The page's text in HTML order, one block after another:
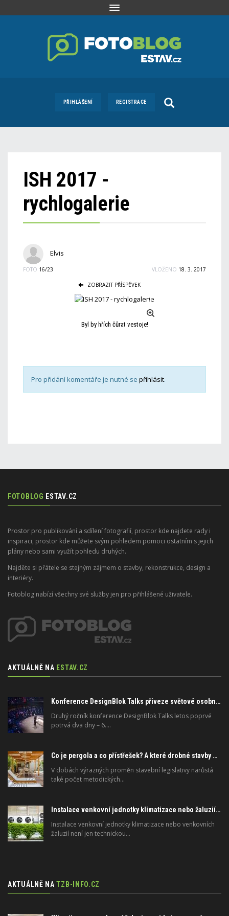
Toggle
PŘIHLÁŠENÍ REGISTRACE
ISH 2017 -
rychlogalerie
Elvis
FOTO 16/23 VLOŽENO 18. 3. 2017
ZOBRAZIT PŘÍSPĚVEK
Byl by hřích čůrat vestoje!
Pro přidání komentáře je nutné se přihlásit.
FOTOBLOG ESTAV.CZ
Prostor pro publikování a sdílení fotografií, prostor kde najdete rady i
inspiraci, prostor kde můžete svým pohledem pomoci ostatním s jejich
plány nebo sami využít pohledu druhých.
Najděte si přátele se stejným zájmem o stavby, rekonstrukce, design a
interiéry.
Fotoblog nabízí všechny své služby jen pro přihlášené uživatele.
AKTUÁLNĚ NA ESTAV.CZ
Konference DesignBlok Talks přiveze světové osobnosti designu a architektury
Druhý ročník konference DesignBlok Talks letos poprvé
potrvá dva dny – 6.…
Co je pergola a co přístřešek? A které drobné stavby musíte povolovat? Pomůže metodika
V dobách výrazných proměn stavební legislativy narůstá
také počet metodických…
Instalace venkovní jednotky klimatizace nebo žaluzií podléhá jasným právním pravidlům
Instalace venkovní jednotky klimatizace nebo venkovních
žaluzií není jen technickou…
AKTUÁLNĚ NA TZB-INFO.CZ